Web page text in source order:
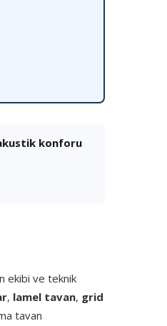
konforu
ekibi ve teknik
, lamel tavan, grid
tavan